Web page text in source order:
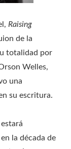
Raising
de la
totalidad por
Welles,
una
su escritura.
la década de